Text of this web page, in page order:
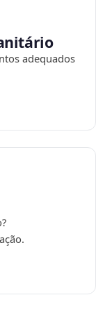
adequados